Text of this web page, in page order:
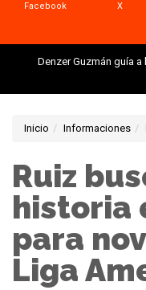
Facebook X
Denzer Guzmán guía
Inicio Informaciones
Ruiz
historia
para
Liga